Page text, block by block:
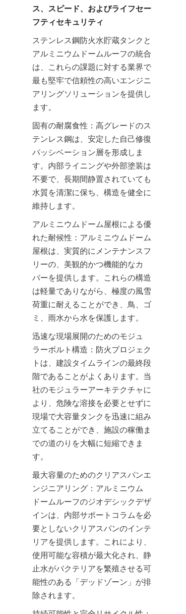
ス、スピード、およびライフセー
フティセキュリティ
ステンレス鋼防火水貯蔵タンクと
アルミニウムドームルーフの統合
は、これらの課題に対する業界で
最も堅牢で信頼性の高いエンジニ
アリングソリューションを提供し
ます。
固有の耐腐食性：高グレードのス
テンレス鋼は、安定した自己修復
パッシベーション層を形成しま
す。内部ライニングや外部塗装は
不要で、長期間静置されていても
水質を清潔に保ち、構造を健全に
維持します。
アルミニウムドーム屋根による優
れた耐候性：アルミニウムドーム
屋根は、実質的にメンテナンスフ
リーの、美観的かつ機能的なカ
バーを提供します。これらの構造
は軽量でありながら、極度の風雪
荷重に耐えることができ、鳥、ゴ
ミ、雨水から水を保護します。
迅速な現場展開のためのモジュ
ラーボルト構造：防火プロジェク
トは、建設タイムラインの最終段
階であることがよくあります。当
社のモジュラーアーキテクチャに
より、危険な溶接を必要とせずに
現場で大容量タンクを迅速に組み
立てることができ、施設の稼働ま
での道のりを大幅に短縮できま
す。
最大容量のためのクリアスパンエ
ンジニアリング：アルミニウム
ドームルーフのジオデシックデザ
インは、内部サポートコラムを必
要としないクリアスパンのインテ
リアを提供します。これにより、
使用可能な容積が最大化され、静
止水がバクテリアを繁殖させる可
能性のある「デッドゾーン」が排
除されます。